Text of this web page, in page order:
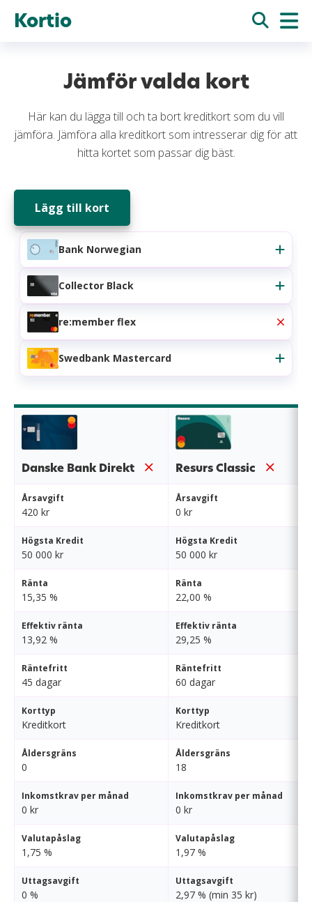
Kortio
Jämför valda kort
Här kan du lägga till och ta bort kreditkort som du vill
jämföra. Jämföra alla kreditkort som intresserar dig för att
hitta kortet som passar dig bäst.
Lägg till kort
Bank Norwegian
Collector Black
re:member flex
Swedbank Mastercard
Danske Bank Direkt Resurs Classic
Årsavgift
420 kr
Årsavgift
0 kr
Högsta Kredit
50 000 kr
Högsta Kredit
50 000 kr
Ränta
15,35 %
Ränta
22,00 %
Effektiv ränta
13,92 %
Effektiv ränta
29,25 %
Räntefritt
45 dagar
Räntefritt
60 dagar
Korttyp
Kreditkort
Korttyp
Kreditkort
Åldersgräns
0
Åldersgräns
18
Inkomstkrav per månad
0 kr
Inkomstkrav per månad
0 kr
Valutapåslag
1,75 %
Valutapåslag
1,97 %
Uttagsavgift
0 %
Uttagsavgift
2,97 % (min 35 kr)